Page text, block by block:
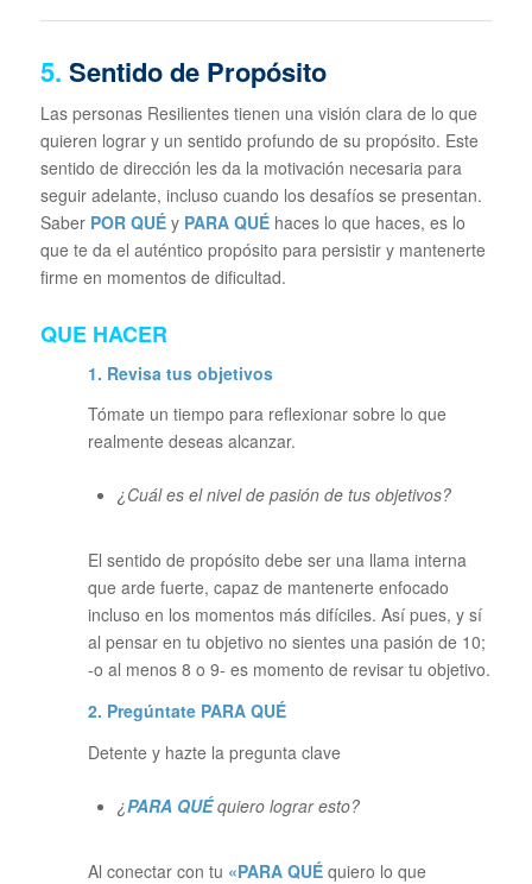
5. Sentido de Propósito
Las personas Resilientes tienen una visión clara de lo que
quieren lograr y un sentido profundo de su propósito. Este
sentido de dirección les da la motivación necesaria para
seguir adelante, incluso cuando los desafíos se presentan.
Saber POR QUÉy PARA QUÉhaces lo que haces, es lo
que te da el auténtico propósito para persistir y mantenerte
firme en momentos de dificultad.
QUE HACER
1. Revisa tus objetivos
Tómate un tiempo para reflexionar sobre lo que
realmente deseas alcanzar.
¿Cuál es el nivel de pasión de tus objetivos?
El sentido de propósito debe ser una llama interna
que arde fuerte, capaz de mantenerte enfocado
incluso en los momentos más difíciles. Así pues, y sí
al pensar en tu objetivo no sientes una pasión de 10;
-o al menos 8 o 9- es momento de revisar tu objetivo.
2. Pregúntate PARA QUÉ
Detente y hazte la pregunta clave
¿PARA QUÉquiero lograr esto?
Al conectar con tu «PARA QUÉ quiero lo que